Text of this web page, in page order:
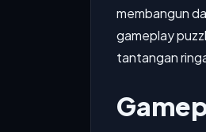
membangun
gameplay
tantangan